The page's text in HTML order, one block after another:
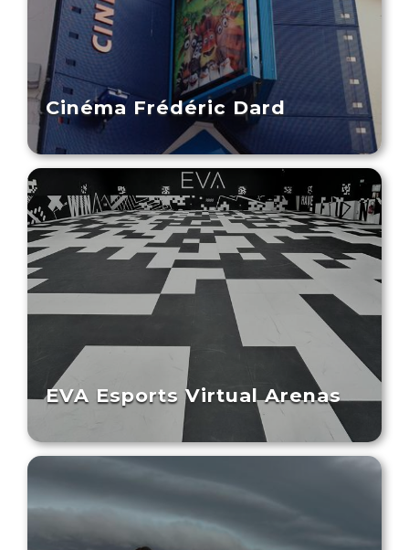
Cinéma Frédéric Dard
EVA Esports Virtual Arenas